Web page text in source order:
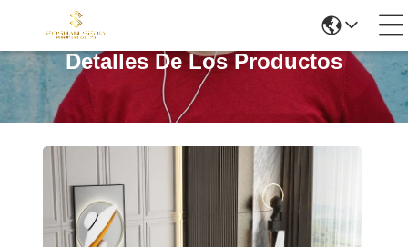
Detalles De Los Productos